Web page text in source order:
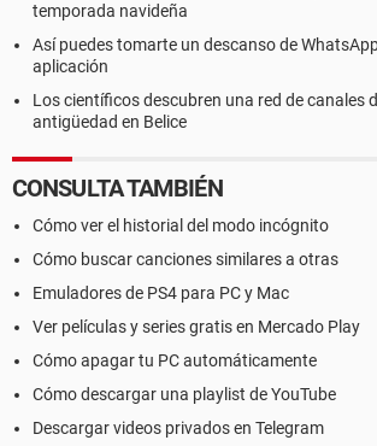
temporada navideña
Así puedes tomarte un descanso de
aplicación
Los científicos descubren una red de canales
antigüedad en Belice
CONSULTA TAMBIÉN
Cómo ver el historial del modo incógnito
Cómo buscar canciones similares a otras
Emuladores de PS4 para PC y Mac
Ver películas y series gratis en Mercado Play
Cómo apagar tu PC automáticamente
Cómo descargar una playlist de YouTube
Descargar videos privados en Telegram